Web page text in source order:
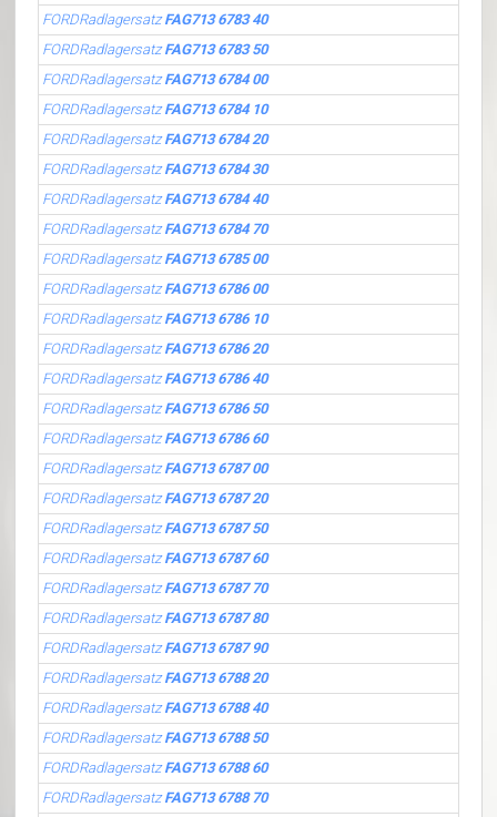
FORDRadlagersatzFAG713 6783 40
FORDRadlagersatzFAG713 6783 50
FORDRadlagersatzFAG713 6784 00
FORDRadlagersatzFAG713 6784 10
FORDRadlagersatzFAG713 6784 20
FORDRadlagersatzFAG713 6784 30
FORDRadlagersatzFAG713 6784 40
FORDRadlagersatzFAG713 6784 70
FORDRadlagersatzFAG713 6785 00
FORDRadlagersatzFAG713 6786 00
FORDRadlagersatzFAG713 6786 10
FORDRadlagersatzFAG713 6786 20
FORDRadlagersatzFAG713 6786 40
FORDRadlagersatzFAG713 6786 50
FORDRadlagersatzFAG713 6786 60
FORDRadlagersatzFAG713 6787 00
FORDRadlagersatzFAG713 6787 20
FORDRadlagersatzFAG713 6787 50
FORDRadlagersatzFAG713 6787 60
FORDRadlagersatzFAG713 6787 70
FORDRadlagersatzFAG713 6787 80
FORDRadlagersatzFAG713 6787 90
FORDRadlagersatzFAG713 6788 20
FORDRadlagersatzFAG713 6788 40
FORDRadlagersatzFAG713 6788 50
FORDRadlagersatzFAG713 6788 60
FORDRadlagersatzFAG713 6788 70